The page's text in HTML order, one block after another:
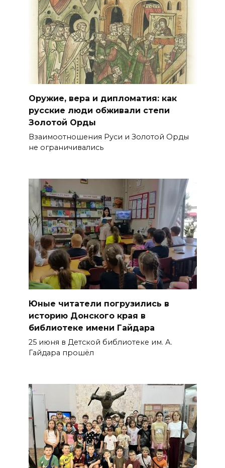
Оружие, вера и дипломатия: как
русские люди обживали степи
Золотой Орды
Взаимоотношения Руси и Золотой Орды
не ограничивались
Юные читатели погрузились в
историю Донского края в
библиотеке имени Гайдара
25 июня в Детской библиотеке им. А.
Гайдара прошёл